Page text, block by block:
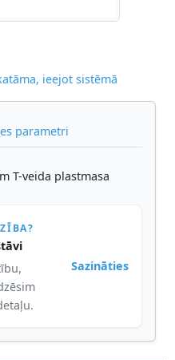
ieejot sistēmā
parametri
T-veida plastmasa
Sazināties